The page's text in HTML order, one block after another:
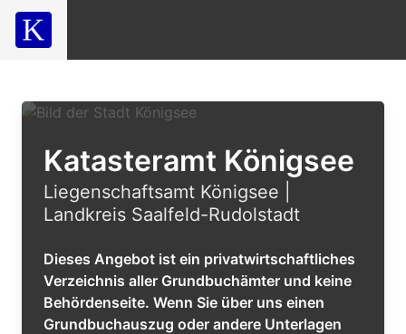
Katasteramt Königsee
Liegenschaftsamt Königsee |
Landkreis Saalfeld-Rudolstadt
Dieses Angebot ist ein privatwirtschaftliches
Verzeichnis aller Grundbuchämter und keine
Behördenseite. Wenn Sie über uns einen
Grundbuchauszug oder andere Unterlagen